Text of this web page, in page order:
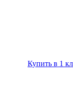
Купить в 1